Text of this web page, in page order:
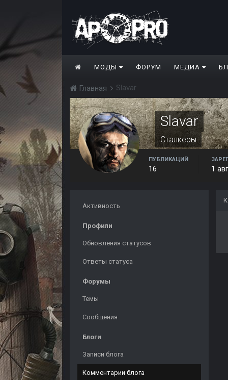
МОДЫ ФОРУМ МЕДИА
Главная Slavar
Slavar
Сталкеры
ПУБЛИКАЦИЙ
16 1
Активность
Профили
Обновления статусов
Ответы статуса
Форумы
Темы
Сообщения
Блоги
Записи блога
Комментарии блога